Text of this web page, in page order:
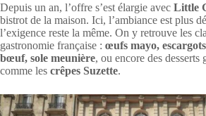
Depuis un an, l’offre s’est élargie avec Little
bistrot de la maison. Ici, l’ambiance est plus
l’exigence reste la même. On y retrouve les
gastronomie française : œufs mayo,
bœuf, sole meunière, ou encore des desserts
comme les crêpes Suzette.